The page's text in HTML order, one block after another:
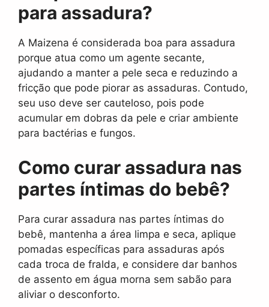
para assadura?
A Maizena é considerada boa para assadura
porque atua como um agente secante,
ajudando a manter a pele seca e reduzindo a
fricção que pode piorar as assaduras. Contudo,
seu uso deve ser cauteloso, pois pode
acumular em dobras da pele e criar ambiente
para bactérias e fungos.
Como curar assadura nas
partes íntimas do bebê?
Para curar assadura nas partes íntimas do
bebê, mantenha a área limpa e seca, aplique
pomadas específicas para assaduras após
cada troca de fralda, e considere dar banhos
de assento em água morna sem sabão para
aliviar o desconforto.